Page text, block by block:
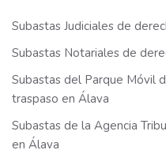
Subastas Judiciales de
Subastas Notariales de
Subastas del Parque Móvil
traspaso en Álava
Subastas de la Agencia
en Álava